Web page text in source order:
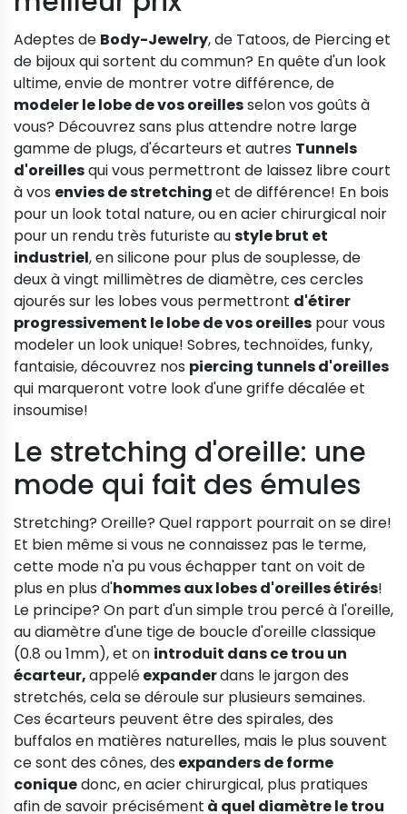
Adeptes de Body-Jewelry, de Tatoos, de Piercinget
de bijoux qui sortent du commun? En quête d'un look
ultime, envie de montrer votre différence, de
modeler le lobe de vos oreillesselon vos goûts à
vous? Découvrez sans plus attendre notre large
gamme de plugs, d'écarteurs et autres Tunnels
d'oreillesqui vous permettront de laissez libre court
à vos envies de stretchinget de différence! En bois
pour un look total nature, ou en acier chirurgical noir
pour un rendu très futuriste austyle brut et
industriel, en silicone pour plus de souplesse, de
deux à vingt millimètres de diamètre, ces cercles
ajourés sur les lobes vous permettront d'étirer
progressivement le lobe de vos oreilles pour vous
modeler un look unique! Sobres, technoïdes, funky,
fantaisie, découvrez nos piercing tunnels d'oreilles
qui marqueront votre look d'une griffe décalée et
insoumise!
Le stretching d'oreille: une
mode qui fait des émules
Stretching? Oreille? Quel rapport pourrait on se dire!
Et bien même si vous ne connaissez pas le terme,
cette mode n'a pu vous échapper tant on voit de
plus en plus d'hommes aux lobes d'oreilles étirés!
Le principe? On part d'un simple trou percé à l'oreille,
au diamètre d'une tige de boucle d'oreille classique
(0.8 ou 1mm), et on introduit dans ce trou un
écarteur,appeléexpanderdans le jargon des
stretchés, cela se déroule sur plusieurs semaines.
Ces écarteurs peuvent être des spirales, des
buffalos en matières naturelles, mais le plus souvent
ce sont des cônes, des expanders de forme
coniquedonc, en acier chirurgical, plus pratiques
afin de savoir précisément à quel diamètre le trou